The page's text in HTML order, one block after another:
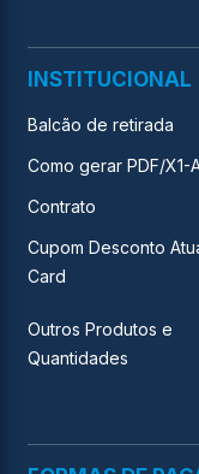
INSTITUCIONAL
Balcão de retirada
Como gerar PDF/X1-
Contrato
Cupom Desconto
Card
Outros Produtos e
Quantidades